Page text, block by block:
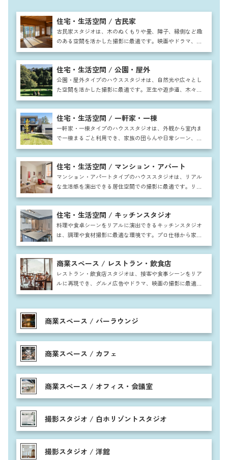
住宅・生活空間 / 古民家
古民家スタジオは、木のぬくもりや畳、障子、縁側など趣
のある空間を活かした撮影に最適です。映画やドラマ、広
告や雑誌など幅広い用途に利用でき、和の暮らしを再現す
ることで物語性のある作品作りが可能です。自然光と調和
した落ち着いた雰囲気は人物や商品の魅力を引き出し、四
季折々の庭や外観も含めて非日常感と情緒を演出できま
す。
住宅・生活空間 / 公園・屋外
公園・屋外タイプのハウススタジオは、自然光や広々とし
た空間を活かした撮影に最適です。芝生や遊歩道、木々や
ベンチを背景にすることで、ファッションや広告、家族写
真やカップルシーンまで幅広く対応可能。四季折々の自然
を取り入れた撮影ができ、ドラマやCM、MVなどストーリ
ー性ある作品にも適しています。
住宅・生活空間 / 一軒家・一棟
一軒家・一棟タイプのハウススタジオは、外観から室内ま
で一棟まるごと利用でき、家族の団らんや日常シーン、ホ
ームパーティーの撮影に最適です。リビングやキッチン、
庭など多彩な空間が揃い、ドラマや映画、CM撮影にも対
応可能。広々とした間取りと自然光を活かし、リアルで開
放感ある映像表現が叶います。
住宅・生活空間 / マンション・アパート
マンション・アパートタイプのハウススタジオは、リアル
な生活感を演出できる居住空間での撮影に最適です。リビ
ングや寝室など実際の住まいを思わせる間取りが揃い、広
告やドラマ、雑誌撮影に幅広く活用できます。一人暮らし
風や家族団らんシーンも自然に表現でき、都市部での暮ら
しをリアルに再現できるのが大きな魅力です。
住宅・生活空間 / キッチンスタジオ
料理や食卓シーンをリアルに演出できるキッチンスタジオ
は、調理や食材撮影に最適な環境です。プロ仕様から家庭
的な雰囲気まで対応し、雑誌や広告、CM撮影に幅広く利
用可能。自然な生活感を取り入れた空間で、料理番組やレ
シピ動画、食品パッケージ撮影など多彩なシーンに活用で
きます。
商業スペース / レストラン・飲食店
レストラン・飲食店スタジオは、接客や食事シーンをリア
ルに再現でき、グルメ広告やドラマ、映画の撮影に最適で
す。テーブル席やカウンター、個室など多彩な空間を活用
で幅広い雰囲気に対応できます。
商業スペース / バーラウンジ
商業スペース / カフェ
商業スペース / オフィス・会議室
撮影スタジオ / 白ホリゾントスタジオ
撮影スタジオ / 洋館